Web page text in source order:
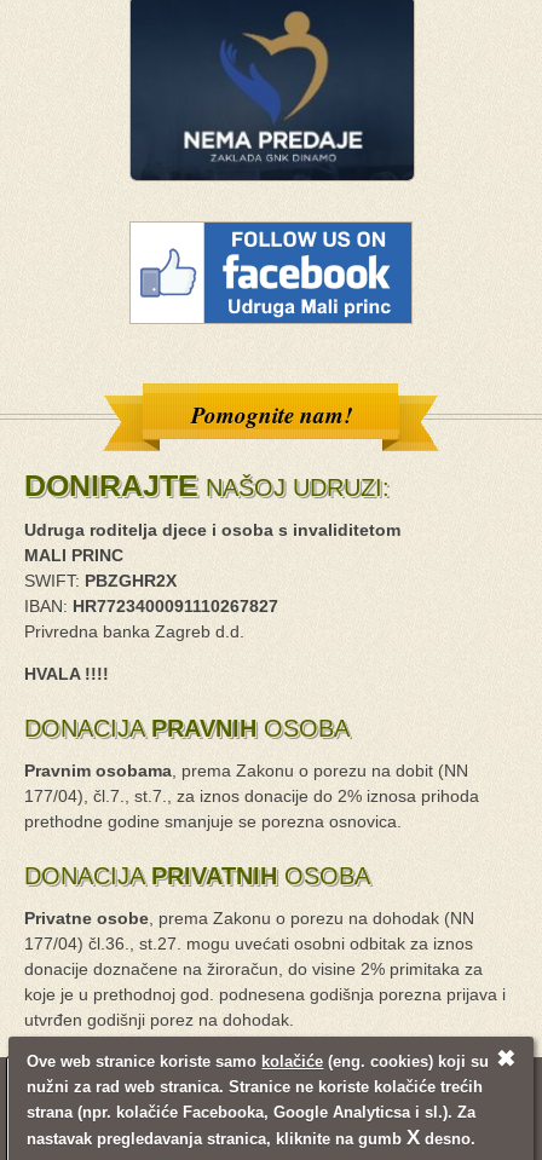
Ove web stranice koriste samo kolačiće (eng. cookies) koji su
nužni za rad web stranica. Stranice ne koriste kolačiće trećih
strana (npr. kolačiće Facebooka, Google Analyticsa i sl.). Za
nastavak pregledavanja stranica, kliknite na gumbX desno.
✖
Pomognite nam!
DONIRAJTENAŠOJ UDRUZI:
Udruga roditelja djece i osoba s invaliditetom
MALI PRINC
SWIFT: PBZGHR2X
IBAN: HR7723400091110267827
Privredna banka Zagreb d.d.
HVALA !!!!
DONACIJA PRAVNIH OSOBA
Pravnim osobama , prema Zakonu o porezu na dobit (NN
177/04), čl.7., st.7., za iznos donacije do 2% iznosa prihoda
prethodne godine smanjuje se porezna osnovica.
DONACIJA PRIVATNIH OSOBA
Privatne osobe , prema Zakonu o porezu na dohodak (NN
177/04) čl.36., st.27. mogu uvećati osobni odbitak za iznos
donacije doznačene na žiroračun, do visine 2% primitaka za
koje je u prethodnoj god. podnesena godišnja porezna prijava i
utvrđen godišnji porez na dohodak.
© 2008 - 2021. Udruga Mali princ Pravne napomene
Mapa stranica
Pretraživanje
Kontakt informacije
Login
Back to top
Izrada web stranica:Inventum